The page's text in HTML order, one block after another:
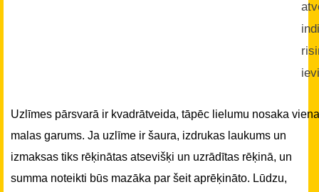
Uzlīmes pārsvarā ir kvadrātveida, tāpēc lielumu nosaka
malas garums. Ja uzlīme ir šaura, izdrukas laukums un
izmaksas tiks rēķinātas atsevišķi un uzrādītas rēķinā, un
summa noteikti būs mazāka par šeit aprēķināto. Lūdzu,